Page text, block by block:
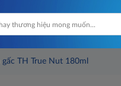
TH True Nut 180ml